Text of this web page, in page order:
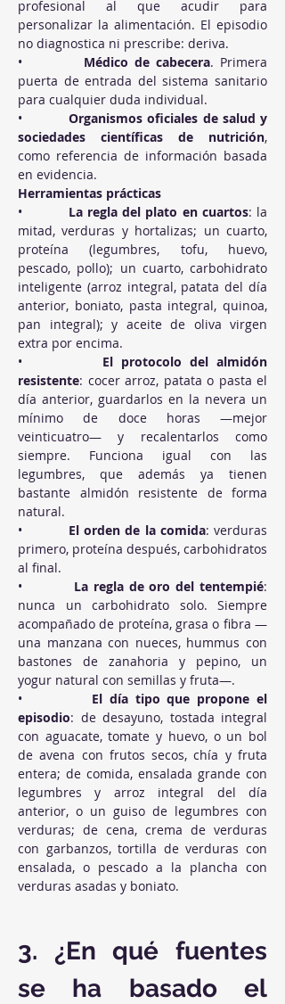
profesional al que acudir para
personalizar la alimentación. El episodio
no diagnostica ni prescribe: deriva.
• Médico de cabecera. Primera
puerta de entrada del sistema sanitario
para cualquier duda individual.
• Organismos oficiales de salud y
sociedades científicas de nutrición,
como referencia de información basada
en evidencia.
Herramientas prácticas
• La regla del plato en cuartos: la
mitad, verduras y hortalizas; un cuarto,
proteína (legumbres, tofu, huevo,
pescado, pollo); un cuarto, carbohidrato
inteligente (arroz integral, patata del día
anterior, boniato, pasta integral, quinoa,
pan integral); y aceite de oliva virgen
extra por encima.
• El protocolo del almidón
resistente: cocer arroz, patata o pasta el
día anterior, guardarlos en la nevera un
mínimo de doce horas —mejor
veinticuatro— y recalentarlos como
siempre. Funciona igual con las
legumbres, que además ya tienen
bastante almidón resistente de forma
natural.
• El orden de la comida: verduras
primero, proteína después, carbohidratos
al final.
• La regla de oro del tentempié:
nunca un carbohidrato solo. Siempre
acompañado de proteína, grasa o fibra —
una manzana con nueces, hummus con
bastones de zanahoria y pepino, un
yogur natural con semillas y fruta—.
• El día tipo que propone el
episodio: de desayuno, tostada integral
con aguacate, tomate y huevo, o un bol
de avena con frutos secos, chía y fruta
entera; de comida, ensalada grande con
legumbres y arroz integral del día
anterior, o un guiso de legumbres con
verduras; de cena, crema de verduras
con garbanzos, tortilla de verduras con
ensalada, o pescado a la plancha con
verduras asadas y boniato.
3. ¿En qué fuentes
se ha basado el